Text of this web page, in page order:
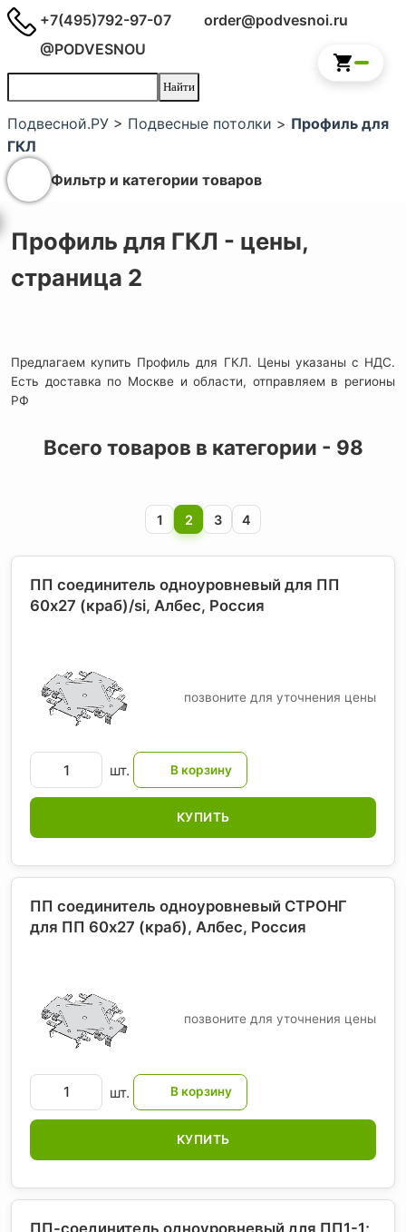
+7(495)792-97-07
order@podvesnoi.ru
@PODVESNOU
Подвесной.РУ > Подвесные потолки > Профиль для
ГКЛ
Фильтр и категории товаров
Профиль для ГКЛ - цены,
страница 2
Предлагаем купить Профиль для ГКЛ. Цены указаны с НДС.
Есть доставка по Москве и области, отправляем в регионы
РФ
Всего товаров в категории - 98
1 2 3 4
ПП соединитель одноуровневый для ПП
60х27 (краб)/si, Албес, Россия
позвоните для уточнения цены
шт.
КУПИТЬ
ПП соединитель одноуровневый СТРОНГ
для ПП 60х27 (краб), Албес, Россия
позвоните для уточнения цены
шт.
КУПИТЬ
ПП-соединитель одноуровневый для ПП1-1;